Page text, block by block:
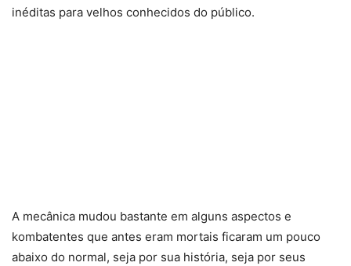
inéditas para velhos conhecidos do público.
A mecânica mudou bastante em alguns aspectos e
kombatentes que antes eram mortais ficaram um pouco
abaixo do normal, seja por sua história, seja por seus